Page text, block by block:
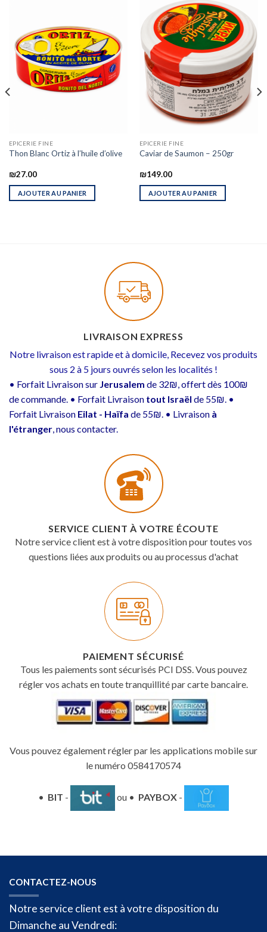
EPICERIE FINE
Thon Blanc Ortiz à l’huile d’olive
₪27.00
AJOUTER AU PANIER
EPICERIE FINE
Caviar de Saumon – 250gr
₪149.00
AJOUTER AU PANIER
LIVRAISON EXPRESS
Notre livraison est rapide et à domicile, Recevez vos produits
sous 2 à 5 jours ouvrés selon les localités !
• Forfait Livraison sur Jerusalem de 32₪, offert dès 100₪
de commande. • Forfait Livraison tout Israël de 55₪. •
Forfait Livraison Eilat - Haïfa de 55₪. • Livraison à
l'étranger, nous contacter.
SERVICE CLIENT À VOTRE ÉCOUTE
Notre service client est à votre disposition pour toutes vos
questions liées aux produits ou au processus d'achat
PAIEMENT SÉCURISÉ
Tous les paiements sont sécurisés PCI DSS. Vous pouvez
régler vos achats en toute tranquillité par carte bancaire.
Vous pouvez également régler par les applications mobile sur
le numéro 0584170574
• BIT - ou • PAYBOX -
CONTACTEZ-NOUS
Notre service client est à votre disposition du
Dimanche au Vendredi: